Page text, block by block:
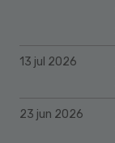
13 jul 2026
23 jun 2026